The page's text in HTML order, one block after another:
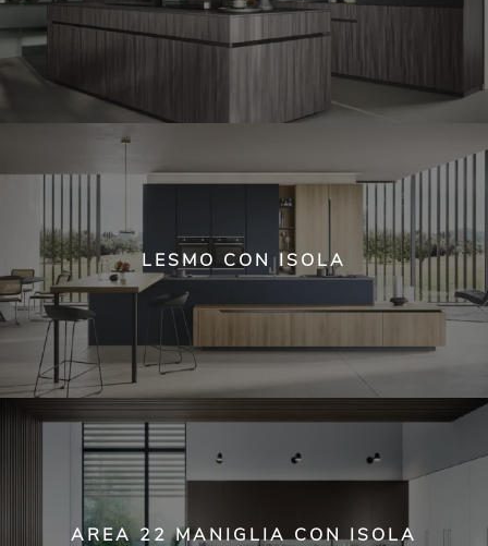
LESMO CON ISOLA
AREA 22 MANIGLIA CON ISOLA